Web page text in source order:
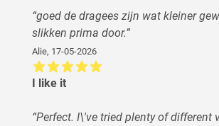
“goed de dragees zijn wat kleiner
slikken prima door.”
Alie, 17-05-2026
I like it
“Perfect. I\'ve tried plenty of different